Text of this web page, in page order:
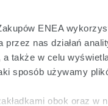
ENEA
nas działań
także w celu
sposób używamy
obok oraz w
na dzień
porządku